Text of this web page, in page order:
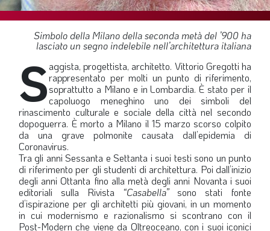
PREVIDENZA
FOCUS
PROFESSIONE
TERZA PAGINA
LE FOTO DEL FIL ROUGE
IN QUESTO NUMERO
SCENARIO ECONOMICO
SPAZIO APERTO
GOVERNANCE
FONDAZIONE
ASSOCIAZIONI
Simbolo della Milano della seconda metà del ’900 ha
lasciato un segno indelebile nell’architettura italiana
Saggista, progettista, architetto. Vittorio Gregotti ha
rappresentato per molti un punto di riferimento,
soprattutto a Milano e in Lombardia. È stato per il
capoluogo meneghino uno dei simboli del
rinascimento culturale e sociale della città nel secondo
dopoguerra. È morto a Milano il 15 marzo scorso colpito
da una grave polmonite causata dall’epidemia di
Coronavirus.
Tra gli anni Sessanta e Settanta i suoi testi sono un punto
di riferimento per gli studenti di architettura. Poi dall’inizio
degli anni Ottanta fino alla metà degli anni Novanta i suoi
editoriali sulla Rivista “Casabella”sono stati fonte
d’ispirazione per gli architetti più giovani, in un momento
in cui modernismo e razionalismo si scontrano con il
Post-Modern che viene da Oltreoceano, con i suoi iconici